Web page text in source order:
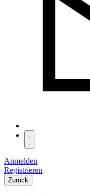
Anmelden
Registrieren
Zurück